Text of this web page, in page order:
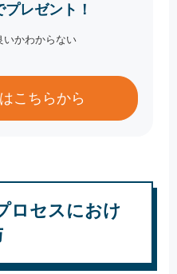
レゼント！
いかわからない
こちらから
ロセスにおけ